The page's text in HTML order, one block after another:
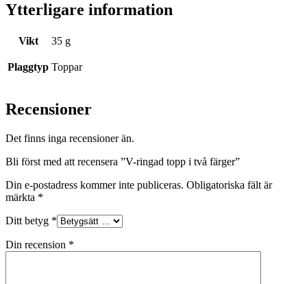
Ytterligare information
Vikt 35 g
Plaggtyp Toppar
Recensioner
Det finns inga recensioner än.
Bli först med att recensera ”V-ringad topp i två färger”
Din e-postadress kommer inte publiceras. Obligatoriska fält är
märkta *
Ditt betyg *
Din recension *